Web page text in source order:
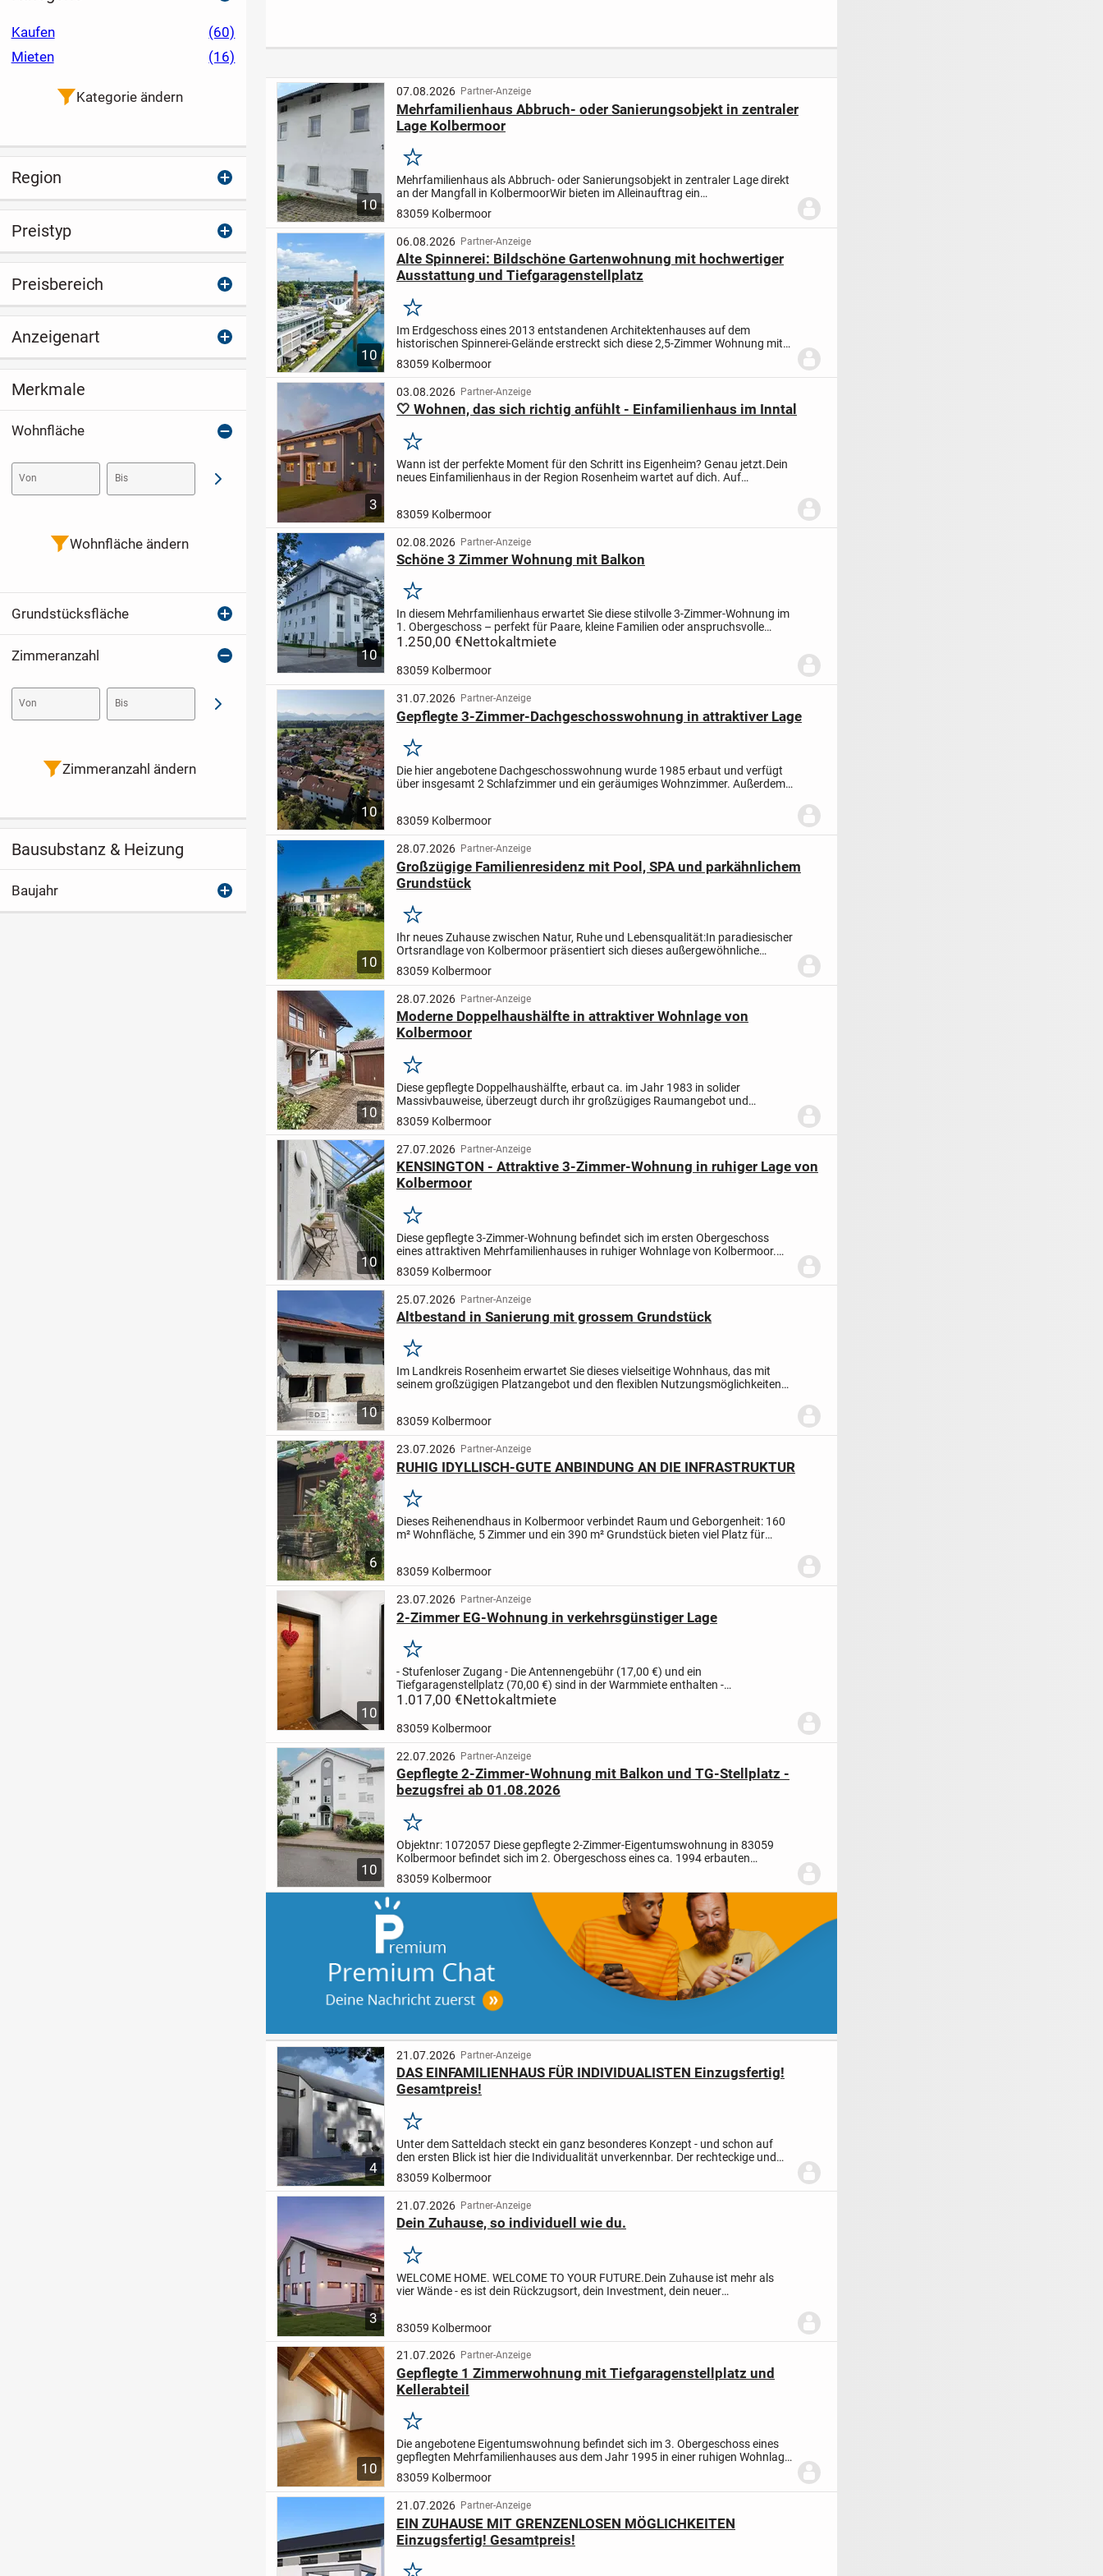
10
07.08.2026 Partner-Anzeige
Mehrfamilienhaus Abbruch- oder Sanierungsobjekt in zentraler
Lage Kolbermoor
Merken
Mehrfamilienhaus als Abbruch- oder Sanierungsobjekt in zentraler Lage direkt
an der Mangfall in KolbermoorWir bieten im Alleinauftrag ein
Mehrfamilienhaus mit einer Grundstücksfläche von ca. 567 m²...
83059 Kolbermoor
10
06.08.2026 Partner-Anzeige
Alte Spinnerei: Bildschöne Gartenwohnung mit hochwertiger
Ausstattung und Tiefgaragenstellplatz
Merken
Im Erdgeschoss eines 2013 entstandenen Architektenhauses auf dem
historischen Spinnerei-Gelände erstreckt sich diese 2,5-Zimmer Wohnung mit
zusätzlichem Abstellraum über eine Wohnfläche von 97...
83059 Kolbermoor
3
03.08.2026 Partner-Anzeige
🤍 Wohnen, das sich richtig anfühlt - Einfamilienhaus im Inntal
Merken
Wann ist der perfekte Moment für den Schritt ins Eigenheim? Genau jetzt.Dein
neues Einfamilienhaus in der Region Rosenheim wartet auf dich. Auf
83059 Kolbermoor
10
02.08.2026 Partner-Anzeige
Schöne 3 Zimmer Wohnung mit Balkon
Merken
In diesem Mehrfamilienhaus erwartet Sie diese stilvolle 3-Zimmer-Wohnung im
1. Obergeschoss – perfekt für Paare, kleine Familien oder anspruchsvolle
Singles. Die Wohnung überzeugt durch ihren offenen...
1.250,00 €Nettokaltmiete
83059 Kolbermoor
10
31.07.2026 Partner-Anzeige
Gepflegte 3-Zimmer-Dachgeschosswohnung in attraktiver Lage
Merken
Die hier angebotene Dachgeschosswohnung wurde 1985 erbaut und verfügt
über insgesamt 2 Schlafzimmer und ein geräumiges Wohnzimmer. Außerdem
83059 Kolbermoor
10
28.07.2026 Partner-Anzeige
Großzügige Familienresidenz mit Pool, SPA und parkähnlichem
Grundstück
Merken
Ihr neues Zuhause zwischen Natur, Ruhe und Lebensqualität:In paradiesischer
Ortsrandlage von Kolbermoor präsentiert sich dieses außergewöhnliche
Anwesen als Rückzugsort für Familien, die naturnahes...
83059 Kolbermoor
10
28.07.2026 Partner-Anzeige
Moderne Doppelhaushälfte in attraktiver Wohnlage von
Kolbermoor
Merken
Diese gepflegte Doppelhaushälfte, erbaut ca. im Jahr 1983 in solider
Massivbauweise, überzeugt durch ihr großzügiges Raumangebot und
vielfältige Nutzungsmöglichkeiten. Auf einem ca. 325 m² großen...
83059 Kolbermoor
10
27.07.2026 Partner-Anzeige
KENSINGTON - Attraktive 3-Zimmer-Wohnung in ruhiger Lage von
Kolbermoor
Merken
Diese gepflegte 3-Zimmer-Wohnung befindet sich im ersten Obergeschoss
eines attraktiven Mehrfamilienhauses in ruhiger Wohnlage von Kolbermoor.
Mit einer Wohnfläche von ca. 84 m² überzeugt die...
83059 Kolbermoor
10
25.07.2026 Partner-Anzeige
Altbestand in Sanierung mit grossem Grundstück
Merken
Im Landkreis Rosenheim erwartet Sie dieses vielseitige Wohnhaus, das mit
seinem großzügigen Platzangebot und den flexiblen Nutzungsmöglichkeiten
83059 Kolbermoor
6
23.07.2026 Partner-Anzeige
RUHIG IDYLLISCH-GUTE ANBINDUNG AN DIE INFRASTRUKTUR
Merken
Dieses Reihenendhaus in Kolbermoor verbindet Raum und Geborgenheit: 160
m² Wohnfläche, 5 Zimmer und ein 390 m² Grundstück bieten viel Platz für
83059 Kolbermoor
10
23.07.2026 Partner-Anzeige
2-Zimmer EG-Wohnung in verkehrsgünstiger Lage
Merken
- Stufenloser Zugang - Die Antennengebühr (17,00 €) und ein
Tiefgaragenstellplatz (70,00 €) sind in der Warmmiete enthalten -
Fussbodenheizung, elektrische Rollos - Moderner Grundriss und
1.017,00 €Nettokaltmiete
83059 Kolbermoor
10
22.07.2026 Partner-Anzeige
Gepflegte 2-Zimmer-Wohnung mit Balkon und TG-Stellplatz -
bezugsfrei ab 01.08.2026
Merken
Objektnr: 1072057 Diese gepflegte 2-Zimmer-Eigentumswohnung in 83059
Kolbermoor befindet sich im 2. Obergeschoss eines ca. 1994 erbauten
Mehrfamilienhauses und bietet auf ca. 66,78 m² Wohnfläche...
83059 Kolbermoor
4
21.07.2026 Partner-Anzeige
DAS EINFAMILIENHAUS FÜR INDIVIDUALISTEN Einzugsfertig!
Gesamtpreis!
Merken
Unter dem Satteldach steckt ein ganz besonderes Konzept - und schon auf
den ersten Blick ist hier die Individualität unverkennbar. Der rechteckige und
versetzte Grundriss verleiht Design 1 eine Optik...
83059 Kolbermoor
3
21.07.2026 Partner-Anzeige
Dein Zuhause, so individuell wie du.
Merken
WELCOME HOME. WELCOME TO YOUR FUTURE.Dein Zuhause ist mehr als
vier Wände - es ist dein Rückzugsort, dein Investment, dein neuer
83059 Kolbermoor
10
21.07.2026 Partner-Anzeige
Gepflegte 1 Zimmerwohnung mit Tiefgaragenstellplatz und
Kellerabteil
Merken
Die angebotene Eigentumswohnung befindet sich im 3. Obergeschoss eines
gepflegten Mehrfamilienhauses aus dem Jahr 1995 in einer ruhigen Wohnlage
in Kolbermoor. Das Gebäude verfügt über keinen Aufzug....
83059 Kolbermoor
21.07.2026 Partner-Anzeige
EIN ZUHAUSE MIT GRENZENLOSEN MÖGLICHKEITEN
Einzugsfertig! Gesamtpreis!
Kaufen
(60)
Mieten
(16)
Kategorie ändern
Region
Preistyp
Preisbereich
Anzeigenart
Merkmale
Wohnfläche
Von Bis Abschicken
Wohnfläche ändern
Grundstücksfläche
Zimmeranzahl
Von Bis Abschicken
Zimmeranzahl ändern
Bausubstanz & Heizung
Baujahr